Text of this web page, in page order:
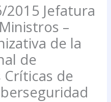
2015 Jefatura
–
de la
de
de